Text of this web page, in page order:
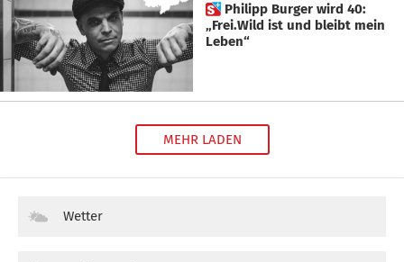
 Philipp Burger wird 40:
„Frei.Wild ist und bleibt mein
Leben“
MEHR LADEN
Wetter